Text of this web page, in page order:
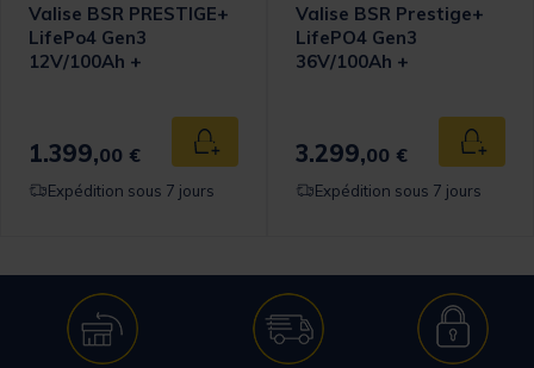
panier
Valise BSR PRESTIGE+
LifePo4 Gen3
12V/100Ah +
1.399,00 € Ajouter au panier
Expédition sous 7 jours
Valise BSR Prestige+
LifePO4 Gen3
36V/100Ah +
3.299,00 €
Expédition sous 7 jours